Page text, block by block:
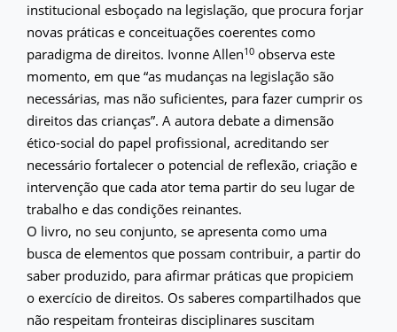
institucional esboçado na legislação, que procura forjar
novas práticas e conceituações coerentes como
paradigma de direitos. Ivonne Allen10 observa este
momento, em que “as mudanças na legislação são
necessárias, mas não suficientes, para fazer cumprir os
direitos das crianças”. A autora debate a dimensão
ético-social do papel profissional, acreditando ser
necessário fortalecer o potencial de reflexão, criação e
intervenção que cada ator tema partir do seu lugar de
trabalho e das condições reinantes.
O livro, no seu conjunto, se apresenta como uma
busca de elementos que possam contribuir, a partir do
saber produzido, para afirmar práticas que propiciem
o exercício de direitos. Os saberes compartilhados que
não respeitam fronteiras disciplinares suscitam